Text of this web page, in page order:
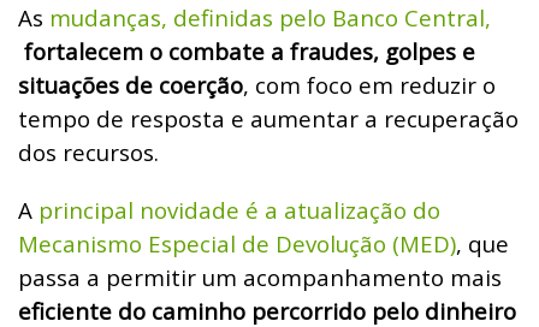
As mudanças, definidas pelo Banco Central,
fortalecem o combate a fraudes, golpes e
situações de coerção, com foco em reduzir o
tempo de resposta e aumentar a recuperação
dos recursos.
A principal novidade é a atualização do
Mecanismo Especial de Devolução (MED), que
passa a permitir um acompanhamento mais
eficiente do caminho percorrido pelo dinheiro